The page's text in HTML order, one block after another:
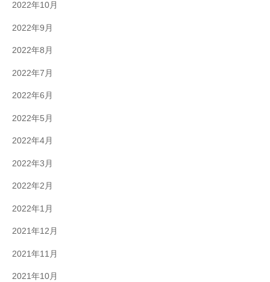
2022年10月
2022年9月
2022年8月
2022年7月
2022年6月
2022年5月
2022年4月
2022年3月
2022年2月
2022年1月
2021年12月
2021年11月
2021年10月